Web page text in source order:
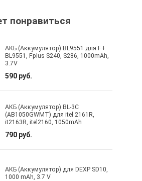
понравиться
АКБ (Аккумулятор) BL9551 для F+
BL9551, Fplus S240, S286, 1000mAh,
3.7V
590 руб.
АКБ (Аккумулятор) BL-3C
(AB1050GWMT) для itel 2161R,
it2163R, itel2160, 1050mAh
790 руб.
АКБ (Aккумулятор) для DEXP SD10,
1000 mAh, 3.7 V